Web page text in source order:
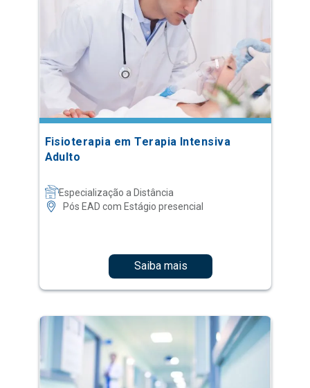
Fisioterapia em Terapia Intensiva
Adulto
Especialização a Distância
Pós EAD com Estágio presencial
Saiba mais